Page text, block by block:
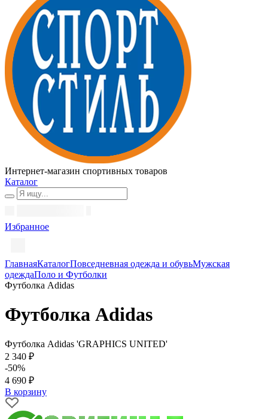
Интернет-магазин спортивных товаров
Каталог
Избранное
ГлавнаяКаталогПовседневная одежда и обувьМужская
одеждаПоло и Футболки
Футболка Adidas
Футболка Adidas
Футболка Adidas 'GRAPHICS UNITED'
2 340 ₽
-50%
4 690 ₽
В корзину